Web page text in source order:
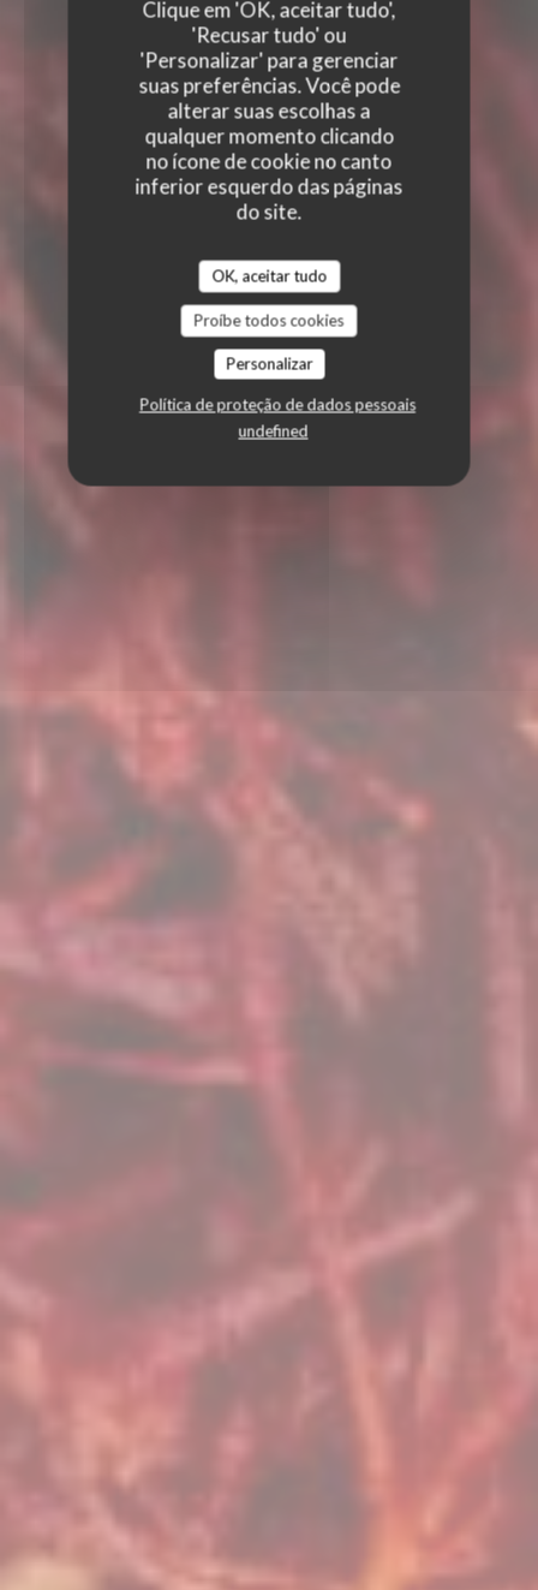
Clique em 'OK, aceitar tudo',
'Recusar tudo' ou
'Personalizar' para gerenciar
suas preferências. Você pode
alterar suas escolhas a
qualquer momento clicando
no ícone de cookie no canto
inferior esquerdo das páginas
do site.
OK, aceitar tudo
Proíbe todos cookies
Personalizar
Política de proteção de dados pessoais
undefined